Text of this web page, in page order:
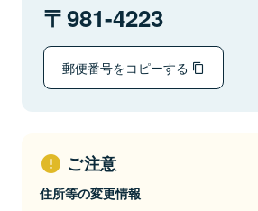
981-4223
郵便番号をコピーする
ご注意
住所等の変更情報